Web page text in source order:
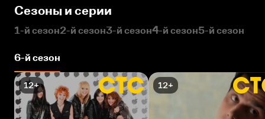
Сезоны и серии
1-й сезон2-й сезон3-й сезон4-й сезон5-й сезон
6-й сезон
12+ 12+